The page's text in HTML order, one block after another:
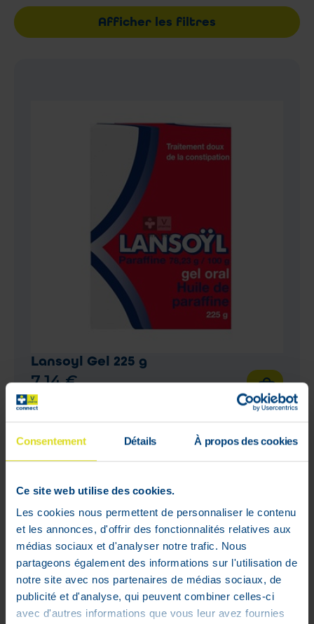
Consentement Détails À propos des cookies
Ce site web utilise des cookies.
Les cookies nous permettent de personnaliser le contenu
et les annonces, d'offrir des fonctionnalités relatives aux
médias sociaux et d'analyser notre trafic. Nous
partageons également des informations sur l'utilisation de
notre site avec nos partenaires de médias sociaux, de
publicité et d'analyse, qui peuvent combiner celles-ci
avec d'autres informations que vous leur avez fournies
Afficher les filtres
Lansoyl Gel 225 g
7,14€
Mon compte
Livraisons
Mon panier
Suivis de commandes